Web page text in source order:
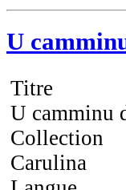
U
Titre
U camminu
Collection
Carulina